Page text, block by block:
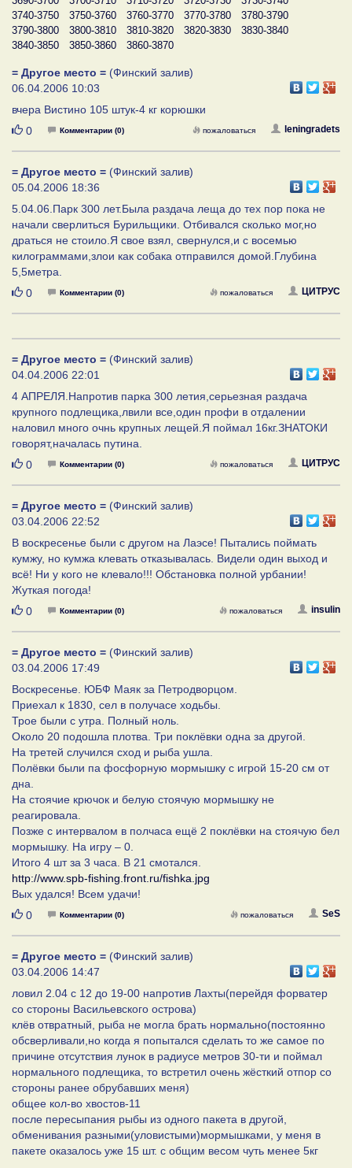
3740-3750
3750-3760 3760-3770 3770-3780
3780-3790
3790-3800
3800-3810 3810-3820 3820-3830
3830-3840
3840-3850
3850-3860 3860-3870
= Другое место = (Финский залив)
06.04.2006 10:03
вчера Вистино 105 штук-4 кг корюшки
Нравится
0 Комментарии (0) leningradets
пожаловаться
= Другое место = (Финский залив)
05.04.2006 18:36
5.04.06.Парк 300 лет.Была раздача леща до тех пор пока не
начали сверлиться Бурильщики. Отбивался сколько мог,но
драться не стоило.Я свое взял, свернулся,и с восемью
килограммами,злои как собака отправился домой.Глубина
5,5метра.
Нравится
0 Комментарии (0) ЦИТРУС
пожаловаться
= Другое место = (Финский залив)
04.04.2006 22:01
4 АПРЕЛЯ.Напротив парка 300 летия,серьезная раздача
крупного подлещика,лвили все,один профи в отдалении
наловил много очнь крупных лещей.Я поймал 16кг.ЗНАТОКИ
говорят,началась путина.
Нравится
0 Комментарии (0) ЦИТРУС
пожаловаться
= Другое место = (Финский залив)
03.04.2006 22:52
В воскресенье были с другом на Лаэсе! Пытались поймать
кумжу, но кумжа клевать отказывалась. Видели один выход и
всё! Ни у кого не клевало!!! Обстановка полной урбании!
Жуткая погода!
Нравится
0 Комментарии (0) insulin
пожаловаться
= Другое место = (Финский залив)
03.04.2006 17:49
Воскресенье. ЮБФ Маяк за Петродворцом.
Приехал к 1830, сел в получасе ходьбы.
Трое были с утра. Полный ноль.
Около 20 подошла плотва. Три поклёвки одна за другой.
На третей случился сход и рыба ушла.
Полёвки были па фосфорную мормышку с игрой 15-20 см от
дна.
На стоячие крючок и белую стоячую мормышку не
реагировала.
Позже с интервалом в полчаса ещё 2 поклёвки на стоячую бел
мормышку. На игру – 0.
Итого 4 шт за 3 часа. В 21 смотался.
http://www.spb-fishing.front.ru/fishka.jpg
Вых удался! Всем удачи!
Нравится
0 Комментарии (0) SeS
пожаловаться
= Другое место = (Финский залив)
03.04.2006 14:47
ловил 2.04 с 12 до 19-00 напротив Лахты(перейдя форватер
со стороны Васильевского острова)
клёв отвратный, рыба не могла брать нормально(постоянно
обсверливали,но когда я попытался сделать то же самое по
причине отсутствия лунок в радиусе метров 30-ти и поймал
нормального подлещика, то встретил очень жёсткий отпор со
стороны ранее обрубавших меня)
общее кол-во хвостов-11
после пересыпания рыбы из одного пакета в другой,
обменивания разными(уловистыми)мормышками, у меня в
пакете оказалось уже 15 шт. с общим весом чуть менее 5кг